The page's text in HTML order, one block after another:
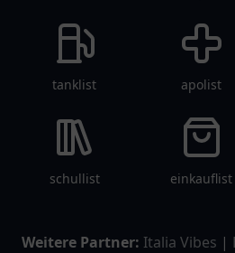
tanklist apolist
schullist einkauflist
Weitere Partner: Italia Vibes |